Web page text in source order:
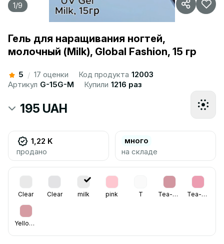
1/9
Гель для наращивания ногтей,
молочный (Milk), Global Fashion, 15 гр
5 / 17 оценки Код продукта 12003
Артикул G-15G-M Купили 1216 раз
195 UAH
1,22 K
продано
много
на складе
Clear Clear milk pink T Tea-Rose Tea-Rose
Yellowish